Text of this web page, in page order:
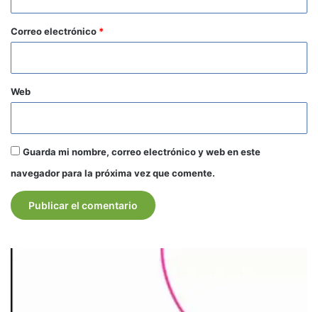
o
*
Correo electrónico *
Web
Guarda mi nombre, correo electrónico y web en este
navegador para la próxima vez que comente.